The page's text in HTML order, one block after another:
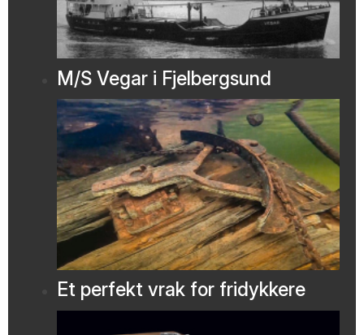
M/S Vegar i Fjelbergsund
Et perfekt vrak for fridykkere